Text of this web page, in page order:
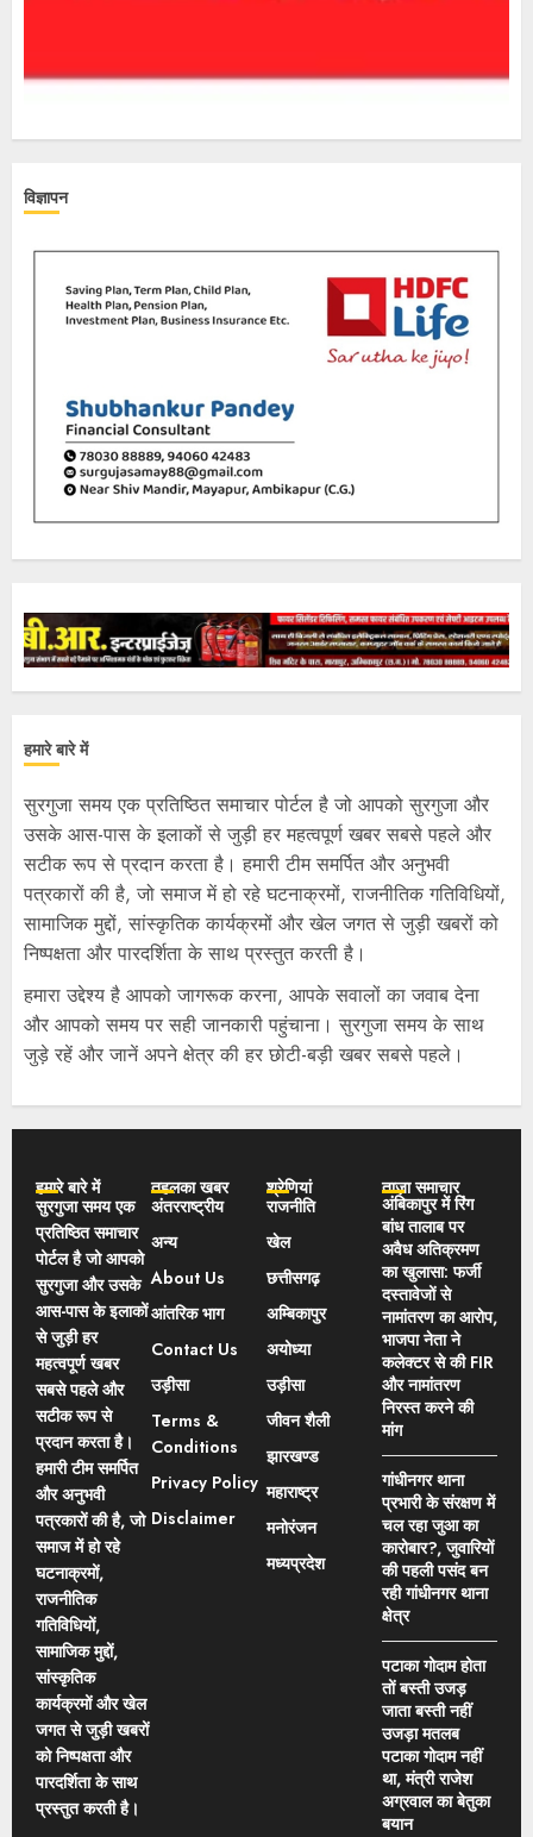
विज्ञापन
हमारे बारे में
सुरगुजा समय एक प्रतिष्ठित समाचार पोर्टल है जो आपको सुरगुजा और
उसके आस-पास के इलाकों से जुड़ी हर महत्वपूर्ण खबर सबसे पहले और
सटीक रूप से प्रदान करता है। हमारी टीम समर्पित और अनुभवी
पत्रकारों की है, जो समाज में हो रहे घटनाक्रमों, राजनीतिक गतिविधियों,
सामाजिक मुद्दों, सांस्कृतिक कार्यक्रमों और खेल जगत से जुड़ी खबरों को
निष्पक्षता और पारदर्शिता के साथ प्रस्तुत करती है।
हमारा उद्देश्य है आपको जागरूक करना, आपके सवालों का जवाब देना
और आपको समय पर सही जानकारी पहुंचाना। सुरगुजा समय के साथ
जुड़े रहें और जानें अपने क्षेत्र की हर छोटी-बड़ी खबर सबसे पहले।
हमारे बारे में
सुरगुजा समय एक
प्रतिष्ठित समाचार
पोर्टल है जो आपको
सुरगुजा और उसके
आस-पास के इलाकों
से जुड़ी हर
महत्वपूर्ण खबर
सबसे पहले और
सटीक रूप से
प्रदान करता है।
हमारी टीम समर्पित
और अनुभवी
पत्रकारों की है, जो
समाज में हो रहे
घटनाक्रमों,
राजनीतिक
गतिविधियों,
सामाजिक मुद्दों,
सांस्कृतिक
कार्यक्रमों और खेल
जगत से जुड़ी खबरों
को निष्पक्षता और
पारदर्शिता के साथ
प्रस्तुत करती है।
तहलका खबर
अंतरराष्ट्रीय
अन्य
About Us
आंतरिक भाग
Contact Us
उड़ीसा
Terms &
Conditions
Privacy Policy
Disclaimer
श्रेणियां
राजनीति
खेल
छत्तीसगढ़
अम्बिकापुर
अयोध्या
उड़ीसा
जीवन शैली
झारखण्ड
महाराष्ट्र
मनोरंजन
मध्यप्रदेश
ताज़ा समाचार
अंबिकापुर में रिंग
बांध तालाब पर
अवैध अतिक्रमण
का खुलासा: फर्जी
दस्तावेजों से
नामांतरण का आरोप,
भाजपा नेता ने
कलेक्टर से की FIR
और नामांतरण
निरस्त करने की
मांग
गांधीनगर थाना
प्रभारी के संरक्षण में
चल रहा जुआ का
कारोबार?, जुवारियों
की पहली पसंद बन
रही गांधीनगर थाना
क्षेत्र
पटाका गोदाम होता
तों बस्ती उजड़
जाता बस्ती नहीं
उजड़ा मतलब
पटाका गोदाम नहीं
था, मंत्री राजेश
अग्रवाल का बेतुका
बयान